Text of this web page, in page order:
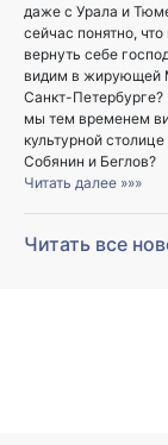
даже с Урала и
сейчас понятно,
вернуть себе
видим в жирующей
Санкт-
мы тем временем
культурной
Собянин и Беглов?
Читать далее »»»
Читать все